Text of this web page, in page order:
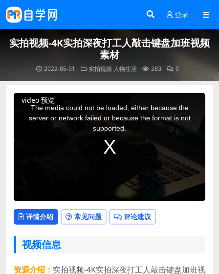
登录
实拍视频-4K实拍深夜打工人敲击键盘加班视频
素材
2022-05-01 实拍视频 人物生活 283 0
video 预览
This
The media could not be loaded, either because the
server or network failed or because the format is not
supported.
详情介绍 常见问题 评论建议
视频信息
资源介绍： 实拍视频-4K实拍深夜打工人敲击键盘加班视